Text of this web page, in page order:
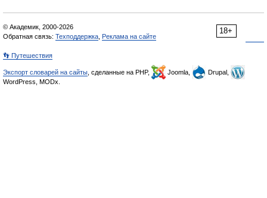
18+
© Академик, 2000-2026
Обратная связь: Техподдержка Реклама на сайте
👣 Путешествия
Экспорт словарей на сайты , сделанные на PHP, Joomla,
Drupal,
WordPress, MODx.